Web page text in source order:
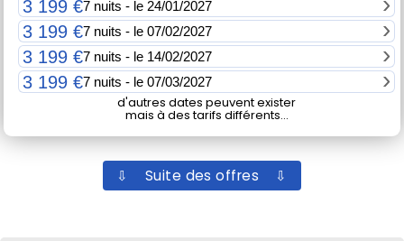
3 199 €7 nuits - le 24/01/2027
3 199 €7 nuits - le 07/02/2027
3 199 €7 nuits - le 14/02/2027
3 199 €7 nuits - le 07/03/2027
d'autres dates peuvent exister
mais à des tarifs différents...
⇩ Suite des offres ⇩